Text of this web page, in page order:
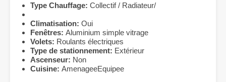
Type Chauffage: Collectif / Radiateur/
Climatisation: Oui
Fenêtres: Aluminium simple vitrage
Volets: Roulants électriques
Type de stationnement: Extérieur
Ascenseur: Non
Cuisine: AmenageeEquipee